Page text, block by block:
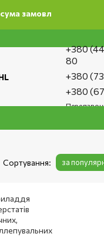
на сайті 500 грн
+380
80
+380
+380
Сортування: за